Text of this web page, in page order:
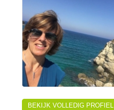
BEKIJK VOLLEDIG PROFIEL